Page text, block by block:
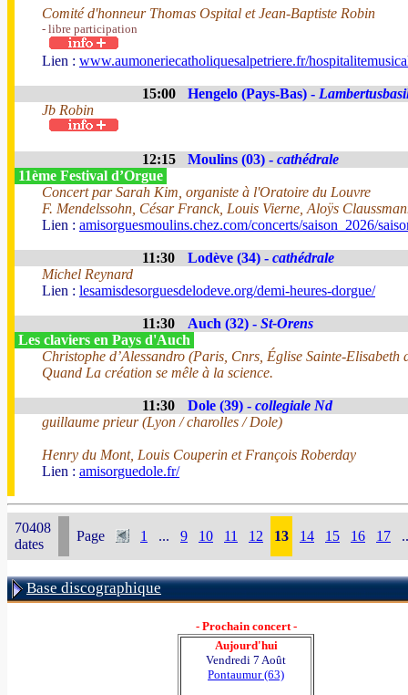
Comité d'honneur Thomas Ospital et Jean-Baptiste Robin
- libre participation
Lien : www.aumoneriecatholiquesalpetriere.fr/
15:00 Hengelo (Pays-Bas) -
Jb Robin
12:15 Moulins (03) - cathédrale
11ème Festival d’Orgue
Concert par Sarah Kim, organiste à l'Oratoire du Louvre
F. Mendelssohn, César Franck, Louis Vierne, Aloÿs
Lien : amisorguesmoulins.chez.com/concerts/saison_2026/
11:30 Lodève (34) - cathédrale
Michel Reynard
Lien : lesamisdesorguesdelodeve.org/demi-heures-dorgue/
11:30 Auch (32) - St-Orens
Les claviers en Pays d'Auch
Christophe d’Alessandro (Paris, Cnrs, Église Sainte-Elisabeth
Quand La création se mêle à la science.
11:30 Dole (39) - collegiale Nd
guillaume prieur (Lyon / charolles / Dole)
Henry du Mont, Louis Couperin et François Roberday
Lien : amisorguedole.fr/
70408
dates
Page 1 ... 9 10 11 12 13 14 15 16 17
Base discographique
- Prochain concert -
Aujourd'hui
Vendredi 7 Août
Pontaumur (63)